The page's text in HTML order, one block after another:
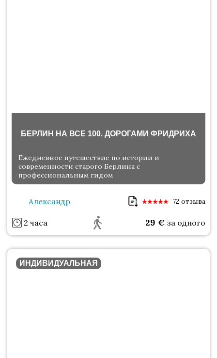
БЕРЛИН НА ВСЕ 100. ДОРОГАМИ ФРИДРИХА
Ежедневное путешествие по истории и
современности старого Берлина с
профессиональным гидом
Александр 72 отзыва
2 часа 29 € за одного
ИНДИВИДУАЛЬНАЯ